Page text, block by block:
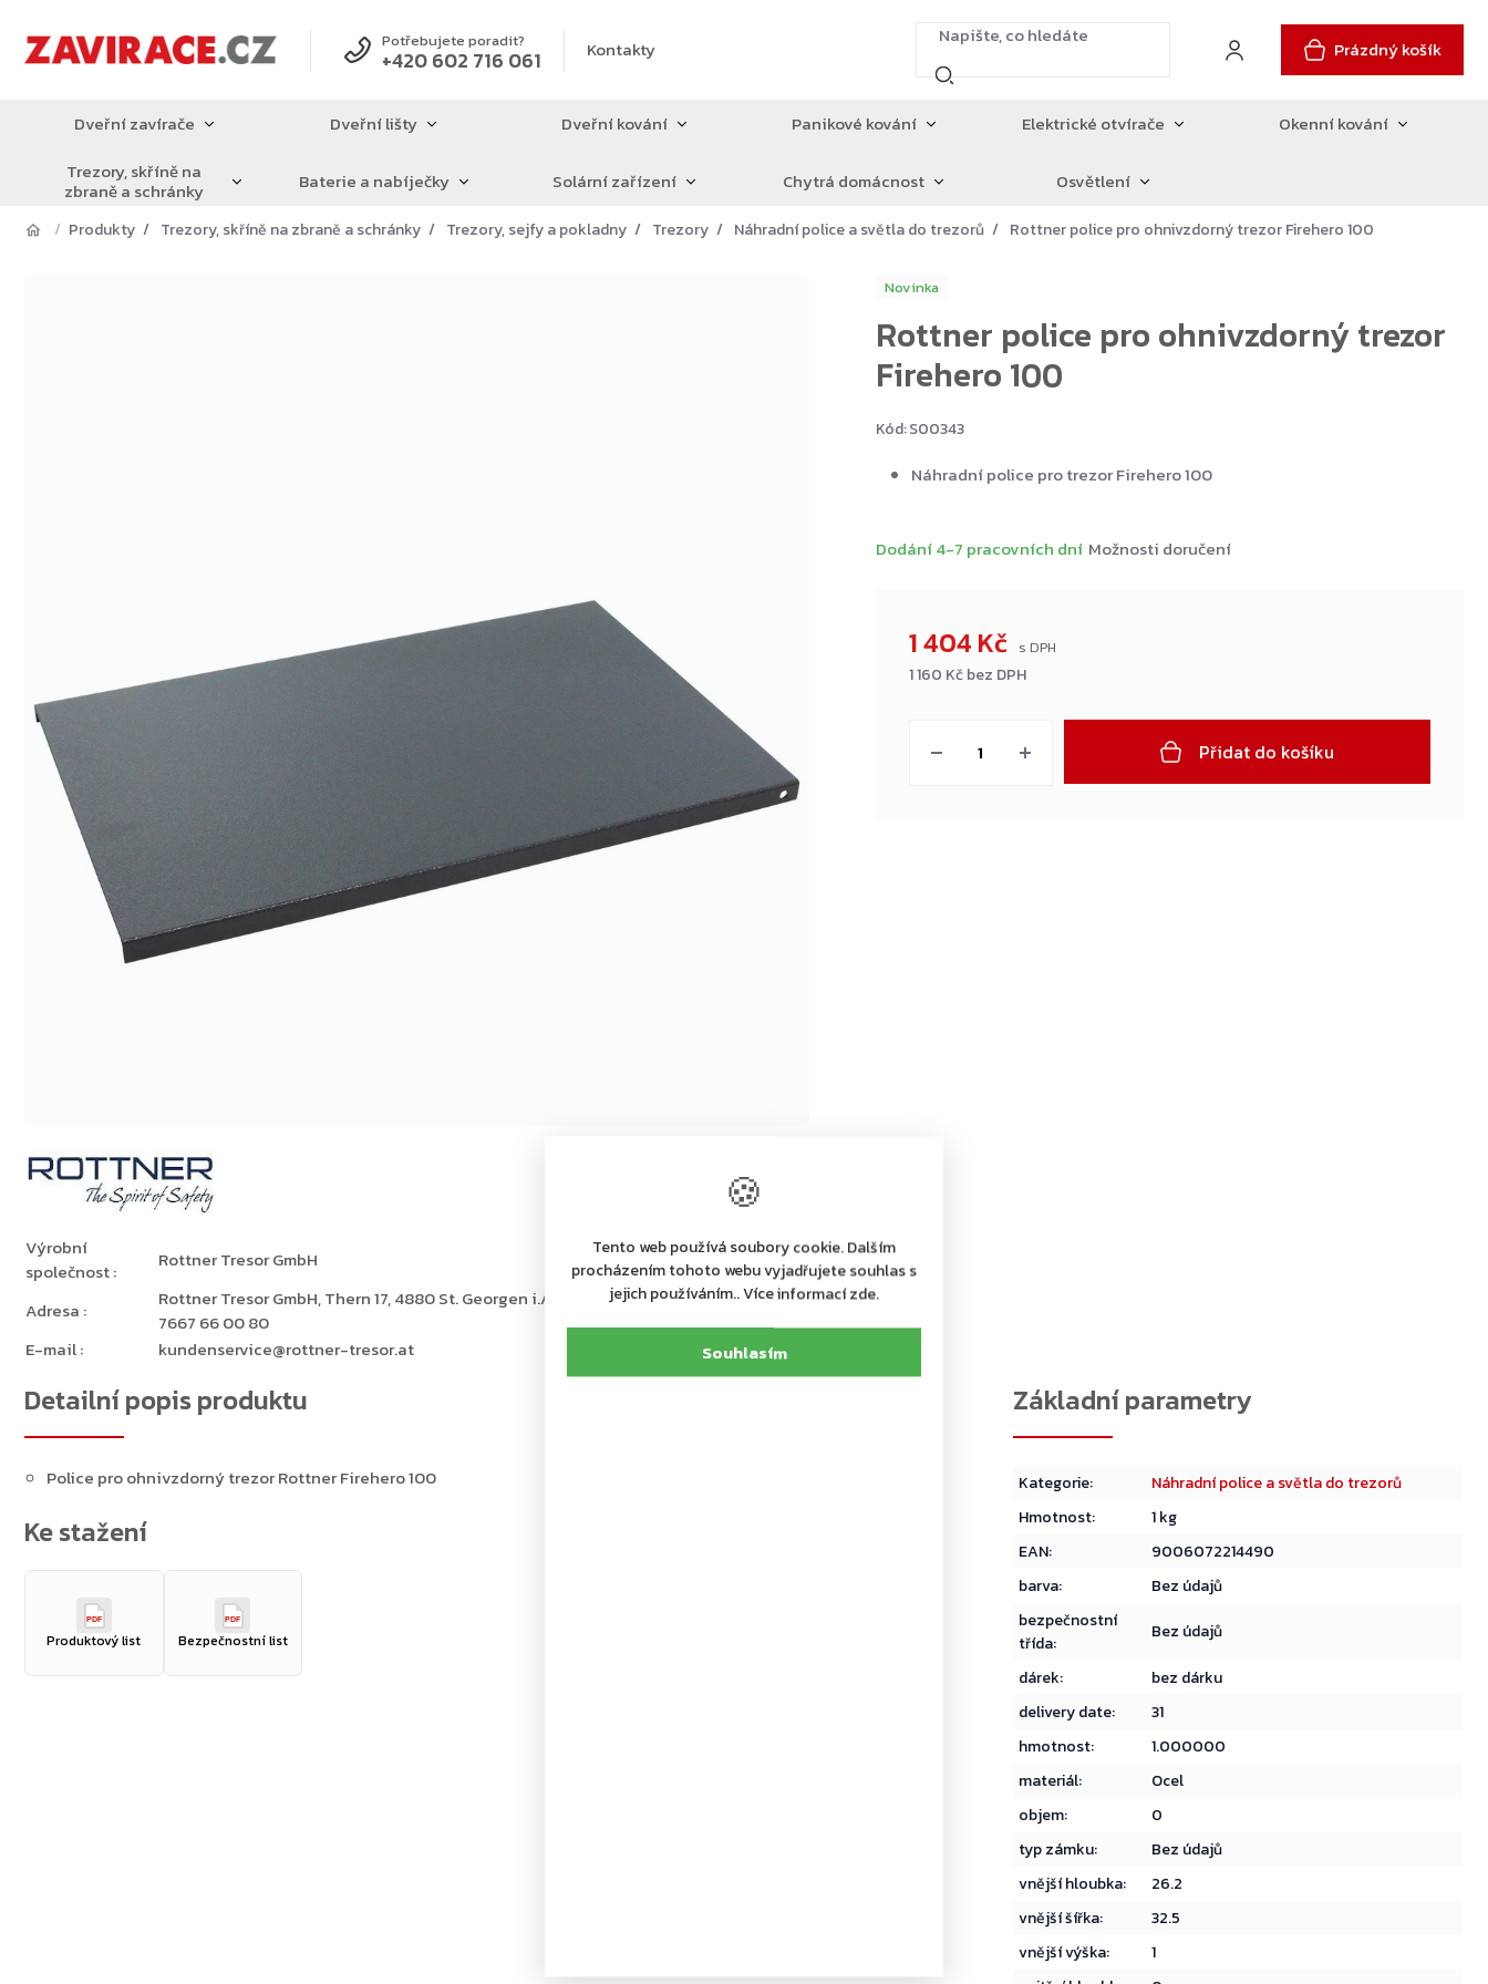
🍪
Tento web používá soubory cookie. Dalším
procházením tohoto webu vyjadřujete souhlas s
jejich používáním.. Více informací zde.
Souhlasím
obsah
Potřebujete poradit?
+420 602 716 061 Kontakty Prázdný košík
Dveřní zavírače Dveřní lišty Dveřní kování Panikové kování Elektrické otvírače
Okenní kování
Trezory, skříně na
zbraně a schránky Baterie a nabíječky Solární zařízení Chytrá domácnost Osvětlení
Produkty Trezory, skříně na zbraně a schránky Trezory, sejfy a pokladny Trezory Náhradní police a světla do trezorů Rottner police pro ohnivzdorný trezor Firehero 100
Novinka
Rottner police pro ohnivzdorný trezor
Firehero 100
Kód:S00343
1 404 Kč
1 160 Kč bez DPH
Dodání 4-7 pracovních dní Možnosti doručení
Přidat do košíku
Náhradní police pro trezor Firehero 100
Detailní popis produktu
Police pro ohnivzdorný trezor Rottner Firehero 100
PDF
Produktový list
PDF
Bezpečnostní list
Kategorie:
Náhradní police a světla do trezorů
Hmotnost:
1 kg
EAN:
9006072214490
barva:
Bez údajů
bezpečnostní
třída:
Bez údajů
dárek:
bez dárku
delivery date:
31
hmotnost:
1.000000
materiál:
Ocel
objem:
0
typ zámku:
Bez údajů
vnější hloubka:
26.2
vnější šířka:
32.5
vnější výška:
1
Výrobní
společnost:
Rottner Tresor GmbH
Adresa :
Rottner Tresor GmbH, Thern 17, 4880 St. Georgen i.A., Österreich, Tel. +43 (0)
7667 66 00 80
E-mail: kundenservice@rottner-tresor.at
Přejít do košíku